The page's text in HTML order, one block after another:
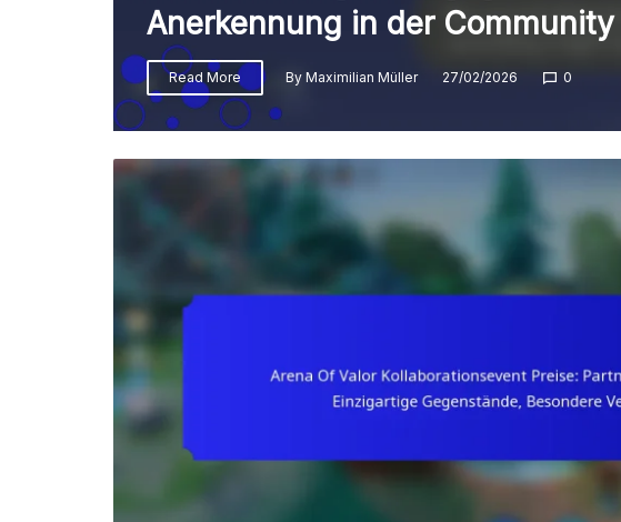
Anerkennung in der Community
Read More By Maximilian Müller 27/02/2026 0